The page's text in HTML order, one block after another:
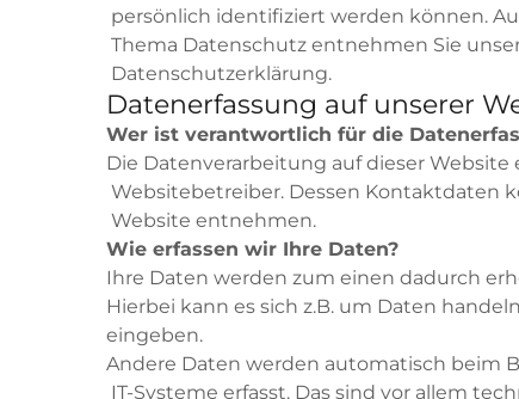
persönlich identifiziert werden können.
Thema Datenschutz entnehmen Sie
Datenschutzerklärung.
Datenerfassung auf unserer
Wer ist verantwortlich für die
Die Datenverarbeitung auf dieser
Websitebetreiber. Dessen Kontaktdaten
Website entnehmen.
Wie erfassen wir Ihre Daten?
Ihre Daten werden zum einen dadurch
Hierbei kann es sich z.B. um Daten
eingeben.
Andere Daten werden automatisch beim
IT-Systeme erfasst. Das sind vor allem